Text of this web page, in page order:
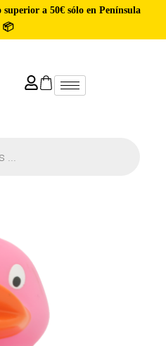
a 50€ sólo en Península
📦